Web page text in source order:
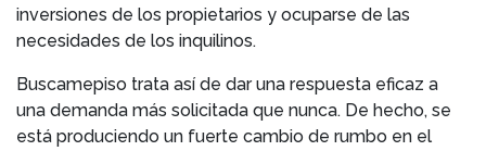
inversiones de los propietarios y ocuparse de las
necesidades de los inquilinos.
Buscamepiso trata así de dar una respuesta eficaz a
una demanda más solicitada que nunca. De hecho, se
está produciendo un fuerte cambio de rumbo en el